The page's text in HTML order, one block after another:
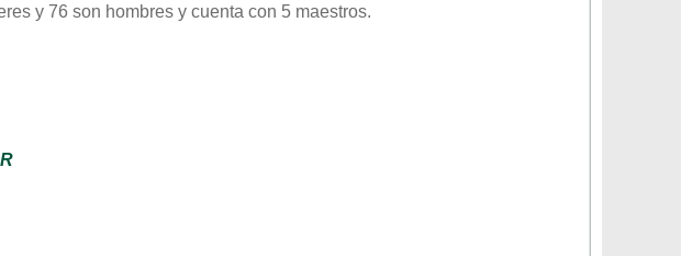
y 76 son hombres y cuenta con 5 maestros.